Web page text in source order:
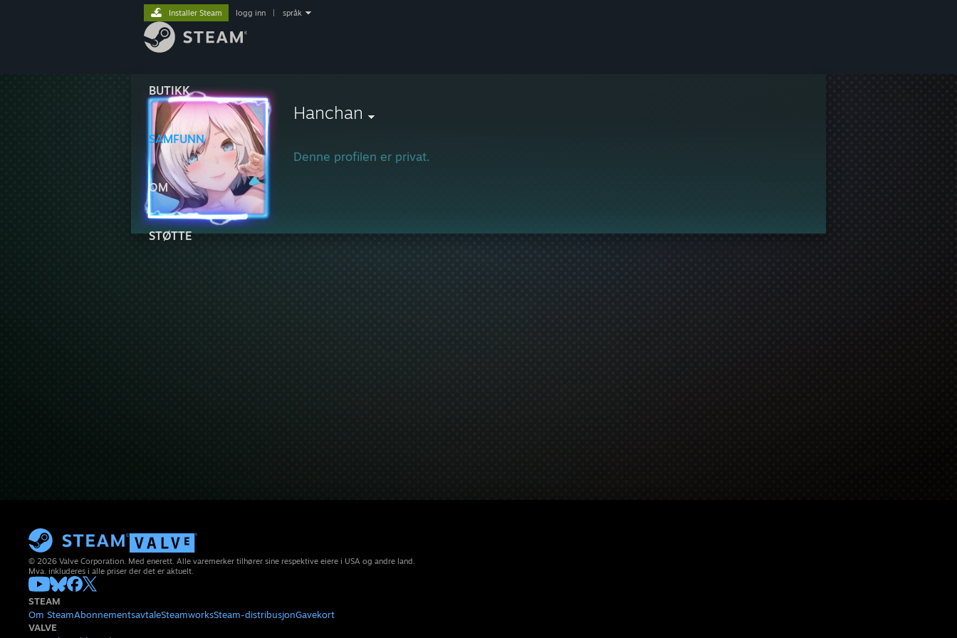
BUTIKK
SAMFUNN
OM
STØTTE
Installer Steam logg inn språk
Hanchan
Denne profilen er privat.
© 2026 Valve Corporation. Med enerett. Alle varemerker tilhører sine respektive eiere i USA og andre land.
Mva. inkluderes i alle priser der det er aktuelt.
STEAM
Om SteamAbonnementsavtaleSteamworksSteam-distribusjonGavekort
VALVE